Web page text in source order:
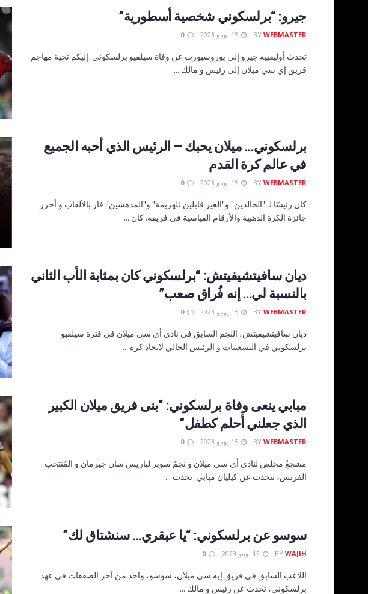
جيرو: “برلسكوني شخصية أسطورية”
BY WEBMASTER
0
تحدث أوليفييه جيرو إلى يوروسبورت عن وفاة سيلفيو برلسكوني. إليكم تحية مهاجم
فريق إي سي ميلان إلى رئيس و مالك ...
برلسكوني… ميلان يحبك – الرئيس الذي أحبه الجميع
في عالم كرة القدم
BY WEBMASTER
0
كان رئيسًا لـ "الخالدين" و"الغير قابلين للهزيمة" و"المدهشين". فاز بالألقاب و أحرز
جائزة الكرة الذهبية والأرقام القياسية في فريقه. كان ...
ديان سافيتشيفيتش: “برلسكوني كان بمثابة الأب الثاني
بالنسبة لي… إنه فُراق صعب”
BY WEBMASTER
0
ديان سافيتشيفيتش، النجم السابق في نادي أي سي ميلان في فترة سيلفيو
برلسكوني في التسعينات و الرئيس الحالي لاتحاد كرة ...
مبابي ينعى وفاة برلسكوني: “بنى فريق ميلان الكبير
الذي جعلني أحلم كطفل”
BY WEBMASTER
0
مشجعٌ مخلص لنادي أي سي ميلان و نجمٌ سوبر لباريس سان جيرمان و المُنتخب
الفرنس، نتحدث عن كيليان مبابي. تحدث ...
سوسو عن برلسكوني: “يا عبقري… سنشتاق لك”
BY WAJIH
0
اللاعب السابق في فريق إيه سي ميلان، سوسو، واحد من آخر الصفقات في عهد
برلسكوني، تحدث عن رئيس و مالك ...